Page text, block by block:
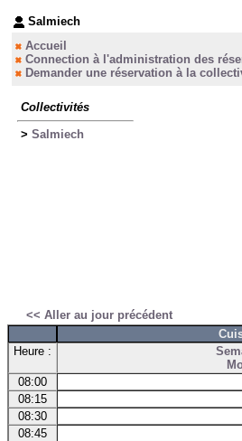
Salmiech
Accueil
Connection à l'administration des
Demander une réservation à la
Collectivités
> Salmiech
<< Aller au jour précédent
Heure :
08:00
08:15
08:30
08:45